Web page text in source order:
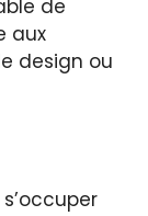
de
aux
design ou